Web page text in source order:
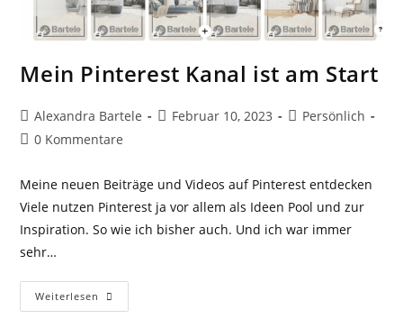
Mein Pinterest Kanal ist am Start
Beitrags-
Autor:
Alexandra Bartele
Beitrag
Februar 10, 2023
Beitrags-
Persönlich
Beitrags-
0 Kommentare
Meine neuen Beiträge und Videos auf Pinterest entdecken
Viele nutzen Pinterest ja vor allem als Ideen Pool und zur
Inspiration. So wie ich bisher auch. Und ich war immer
sehr…
Weiterlesen Mein
Pinterest